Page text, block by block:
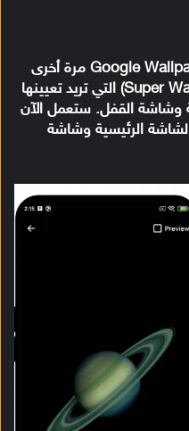
بعد ذلك، افتح تطبيق Google Wallpapers مرة أخرى
وحدد الخلفية الحية (Super Wallpaper) التي تريد تعيينها
وشاشة القفل. ستعمل الآن
الرئيسية وشاشة